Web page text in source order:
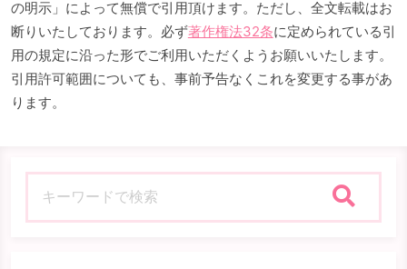
の明示」によって無償で引用頂けます。ただし、全文転載はお
断りいたしております。必ず著作権法32条に定められている引
用の規定に沿った形でご利用いただくようお願いいたします。
引用許可範囲についても、事前予告なくこれを変更する事があ
ります。